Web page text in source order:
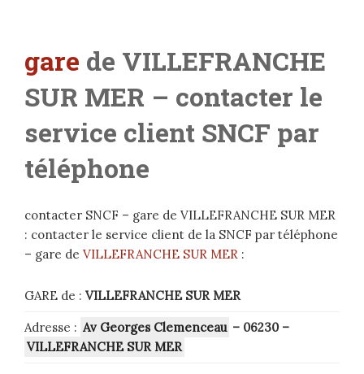
gare de VILLEFRANCHE
SUR MER – contacter le
service client SNCF par
téléphone
contacter SNCF – gare de VILLEFRANCHE SUR MER
: contacter le service client de la SNCF par téléphone
– gare de VILLEFRANCHE SUR MER :
GARE de : VILLEFRANCHE SUR MER
Adresse : Av Georges Clemenceau – 06230 –
VILLEFRANCHE SUR MER